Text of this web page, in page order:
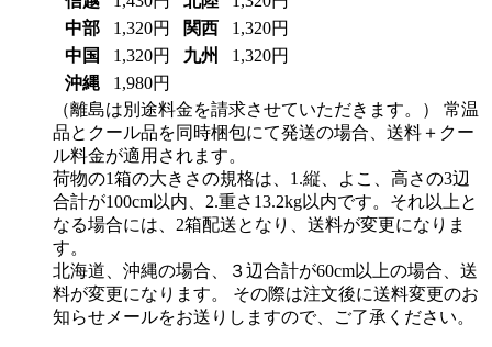
中部
1,320円 関西
1,320円
中国
1,320円 九州
1,320円
沖縄
1,980円
（離島は別途料金を請求させていただきます。）
常温
品とクール品を同時梱包にて発送の場合、送料＋クー
ル料金が適用されます。
荷物の1箱の大きさの規格は、1.縦、よこ、高さの3辺
合計が100cm以内、2.重さ13.2kg以内です。それ以上と
なる場合には、2箱配送となり、送料が変更になりま
す。
北海道、沖縄の場合、３辺合計が60cm以上の場合、送
料が変更になります。 その際は注文後に送料変更のお
知らせメールをお送りしますので、ご了承ください。